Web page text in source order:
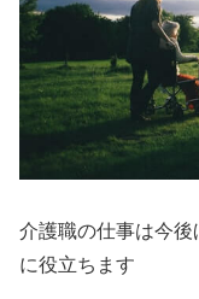
介護職の仕事は今
に役立ちます